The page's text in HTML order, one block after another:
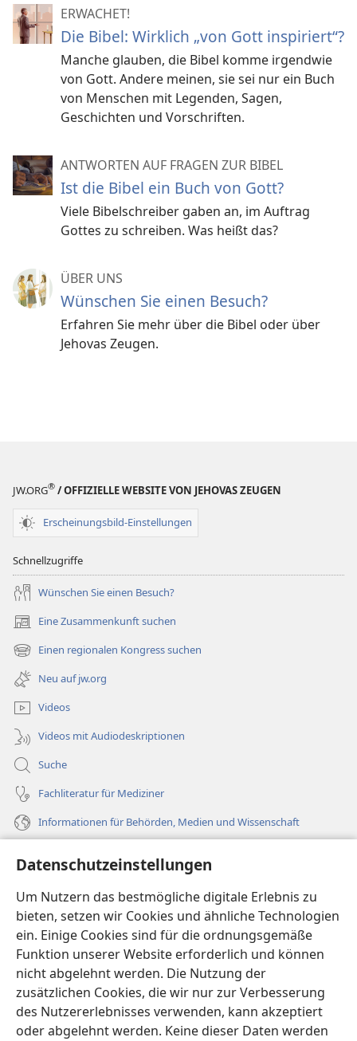
Datenschutzeinstellungen
Um Nutzern das bestmögliche digitale Erlebnis zu
bieten, setzen wir Cookies und ähnliche Technologien
ein. Einige Cookies sind für die ordnungsgemäße
Funktion unserer Website erforderlich und können
nicht abgelehnt werden. Die Nutzung der
zusätzlichen Cookies, die wir nur zur Verbesserung
des Nutzererlebnisses verwenden, kann akzeptiert
oder abgelehnt werden. Keine dieser Daten werden
ERWACHET!
Die Bibel: Wirklich „von Gott inspiriert“?
Manche glauben, die Bibel komme irgendwie
von Gott. Andere meinen, sie sei nur ein Buch
von Menschen mit Legenden, Sagen,
Geschichten und Vorschriften.
ANTWORTEN AUF FRAGEN ZUR BIBEL
Ist die Bibel ein Buch von Gott?
Viele Bibelschreiber gaben an, im Auftrag
Gottes zu schreiben. Was heißt das?
ÜBER UNS
Wünschen Sie einen Besuch?
Erfahren Sie mehr über die Bibel oder über
Jehovas Zeugen.
JW.ORG® / OFFIZIELLE WEBSITE VON JEHOVAS ZEUGEN
Erscheinungsbild-Einstellungen
Schnellzugriffe
Wünschen Sie einen Besuch?
Eine Zusammenkunft suchen
(öffnet
neues
Fenster)
Einen regionalen Kongress suchen
(öffnet
neues
Fenster)
Neu auf jw.org
Videos
Videos mit Audiodeskriptionen
Suche
Fachliteratur für Mediziner
Informationen für Behörden, Medien und Wissenschaft
Spenden
(öffnet
neues
Fenster)Wachtturm ONLINE-BIBLIOTHEK
(öffnet
neues
Fenster)JW Hub®
(öffnet
neues
Fenster)JW Library